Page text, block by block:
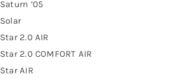
Saturn ’05
Solar
Star 2.0 AIR
Star 2.0 COMFORT AIR
Star AIR